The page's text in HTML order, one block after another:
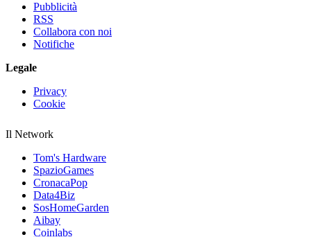
Pubblicità
RSS
Collabora con noi
Notifiche
Legale
Privacy
Cookie
Il Network
Tom's Hardware
SpazioGames
CronacaPop
Data4Biz
SosHomeGarden
Aibay
Coinlabs